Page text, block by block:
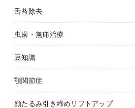
舌苔除去
虫歯・無痛治療
豆知識
顎関節症
顔たるみ引き締めリフトアップ